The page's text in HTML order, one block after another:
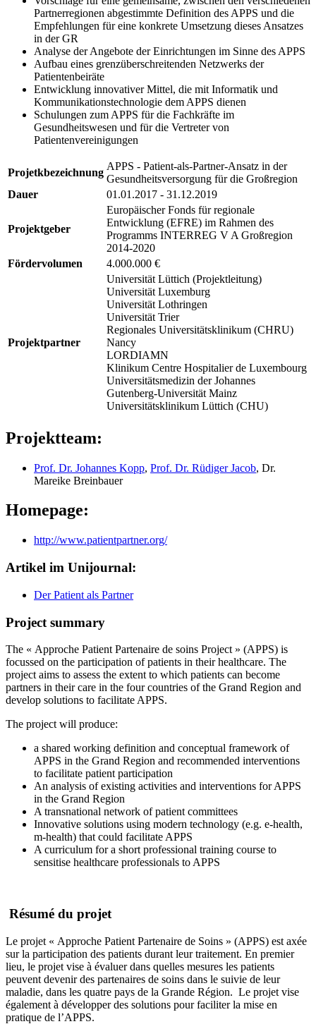
Partnerregionen abgestimmte Definition des APPS und die
Empfehlungen für eine konkrete Umsetzung dieses Ansatzes
in der GR
Analyse der Angebote der Einrichtungen im Sinne des APPS
Aufbau eines grenzüberschreitenden Netzwerks der
Patientenbeiräte
Entwicklung innovativer Mittel, die mit Informatik und
Kommunikationstechnologie dem APPS dienen
Schulungen zum APPS für die Fachkräfte im
Gesundheitswesen und für die Vertreter von
Patientenvereinigungen
Projetkbezeichnung
APPS - Patient-als-Partner-Ansatz in der
Gesundheitsversorgung für die Großregion
Dauer
01.01.2017 - 31.12.2019
Projektgeber
Europäischer Fonds für regionale
Entwicklung (EFRE) im Rahmen des
Programms INTERREG V A Großregion
2014-2020
Fördervolumen
4.000.000 €
Projektpartner
Universität Lüttich (Projektleitung)
Universität Luxemburg
Universität Lothringen
Universität Trier
Regionales Universitätsklinikum (CHRU)
Nancy
LORDIAMN
Klinikum Centre Hospitalier de Luxembourg
Universitätsmedizin der Johannes
Gutenberg-Universität Mainz
Universitätsklinikum Lüttich (CHU)
Projektteam:
Prof. Dr. Johannes Kopp, Prof. Dr. Rüdiger Jacob, Dr.
Mareike Breinbauer
Homepage:
http://www.patientpartner.org/
Artikel im Unijournal:
Der Patient als Partner
Project summary
The « Approche Patient Partenaire de soins Project » (APPS) is
focussed on the participation of patients in their healthcare. The
project aims to assess the extent to which patients can become
partners in their care in the four countries of the Grand Region and
develop solutions to facilitate APPS.
The project will produce:
a shared working definition and conceptual framework of
APPS in the Grand Region and recommended interventions
to facilitate patient participation
An analysis of existing activities and interventions for APPS
in the Grand Region
A transnational network of patient committees
Innovative solutions using modern technology (e.g. e-health,
m-health) that could facilitate APPS
A curriculum for a short professional training course to
sensitise healthcare professionals to APPS
Résumé du projet
Le projet « Approche Patient Partenaire de Soins » (APPS) est axée
sur la participation des patients durant leur traitement. En premier
lieu, le projet vise à évaluer dans quelles mesures les patients
peuvent devenir des partenaires de soins dans le suivie de leur
maladie, dans les quatre pays de la Grande Région. Le projet vise
également à développer des solutions pour faciliter la mise en
pratique de l’APPS.